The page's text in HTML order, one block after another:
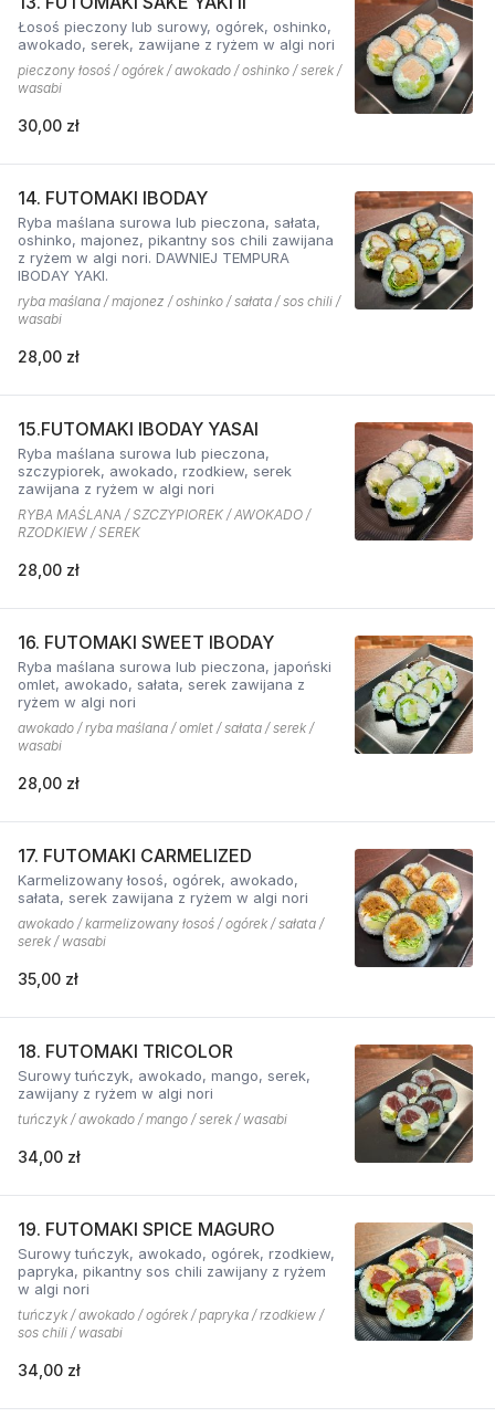
Łosoś pieczony lub surowy, ogórek, oshinko,
awokado, serek, zawijane z ryżem w algi nori
pieczony łosoś / ogórek / awokado / oshinko / serek /
wasabi
30,00 zł
14. FUTOMAKI IBODAY
Ryba maślana surowa lub pieczona, sałata,
oshinko, majonez, pikantny sos chili zawijana
z ryżem w algi nori. DAWNIEJ TEMPURA
IBODAY YAKI.
ryba maślana / majonez / oshinko / sałata / sos chili /
wasabi
28,00 zł
15.FUTOMAKI IBODAY YASAI
Ryba maślana surowa lub pieczona,
szczypiorek, awokado, rzodkiew, serek
zawijana z ryżem w algi nori
RYBA MAŚLANA / SZCZYPIOREK / AWOKADO /
RZODKIEW / SEREK
28,00 zł
16. FUTOMAKI SWEET IBODAY
Ryba maślana surowa lub pieczona, japoński
omlet, awokado, sałata, serek zawijana z
ryżem w algi nori
awokado / ryba maślana / omlet / sałata / serek /
wasabi
28,00 zł
17. FUTOMAKI CARMELIZED
Karmelizowany łosoś, ogórek, awokado,
sałata, serek zawijana z ryżem w algi nori
awokado / karmelizowany łosoś / ogórek / sałata /
serek / wasabi
35,00 zł
18. FUTOMAKI TRICOLOR
Surowy tuńczyk, awokado, mango, serek,
zawijany z ryżem w algi nori
tuńczyk / awokado / mango / serek / wasabi
34,00 zł
19. FUTOMAKI SPICE MAGURO
Surowy tuńczyk, awokado, ogórek, rzodkiew,
papryka, pikantny sos chili zawijany z ryżem
w algi nori
tuńczyk / awokado / ogórek / papryka / rzodkiew /
sos chili / wasabi
34,00 zł